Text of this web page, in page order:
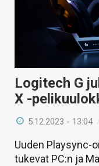
VAIHDA TEEMA
HAKU
Logitech G
X -
5.12.2023 - 13:04
Uuden Playsync-
tukevat PC:n ja